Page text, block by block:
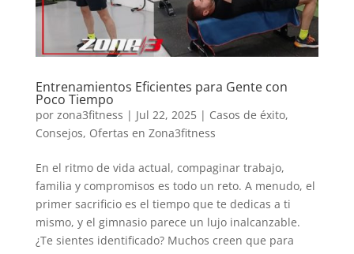
Entrenamientos Eficientes para Gente con
Poco Tiempo
por zona3fitness | Jul 22, 2025| Casos de éxito,
Consejos, Ofertas en Zona3fitness
En el ritmo de vida actual, compaginar trabajo,
familia y compromisos es todo un reto. A menudo, el
primer sacrificio es el tiempo que te dedicas a ti
mismo, y el gimnasio parece un lujo inalcanzable.
¿Te sientes identificado? Muchos creen que para